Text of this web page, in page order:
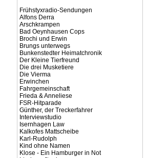
Frühstyxradio-Sendungen
Alfons Derra
Arschkrampen
Bad Oeynhausen Cops
Brochi und Erwin
Brungs unterwegs
Bunkenstedter Heimatchronik
Der Kleine Tierfreund
Die drei Musketiere
Die Vierma
Erwinchen
Fahrgemeinschaft
Frieda & Anneliese
FSR-Hitparade
Günther, der Treckerfahrer
Interviewstudio
Isernhagen Law
Kalkofes Mattscheibe
Karl-Rudolph
Kind ohne Namen
Klose - Ein Hamburger in Not